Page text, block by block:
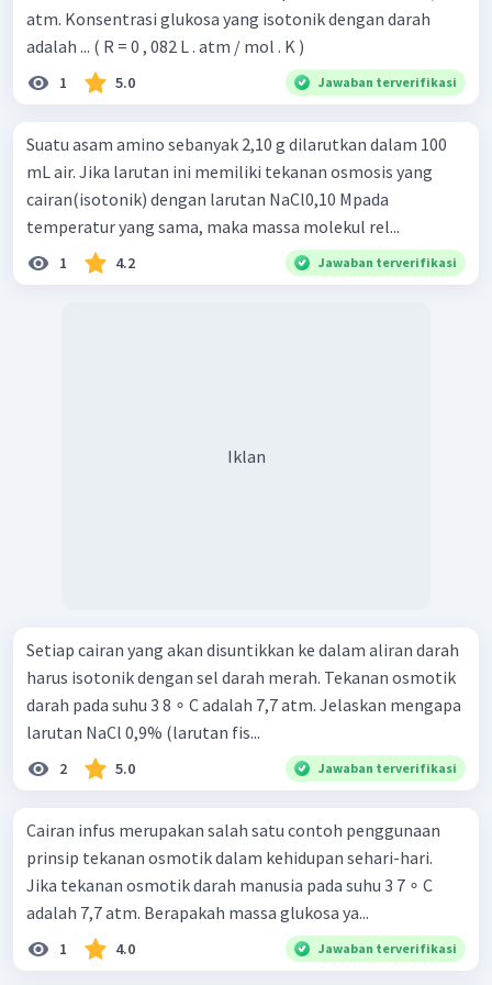
atm. Konsentrasi glukosa yang isotonik dengan darah
adalah ... ( R = 0 , 082 L . atm / mol . K )
1 5.0 Jawaban terverifikasi
Suatu asam amino sebanyak 2,10 g dilarutkan dalam 100
mL air. Jika larutan ini memiliki tekanan osmosis yang
cairan(isotonik) dengan larutan NaCl0,10 Mpada
temperatur yang sama, maka massa molekul rel...
1 4.2 Jawaban terverifikasi
Iklan
Setiap cairan yang akan disuntikkan ke dalam aliran darah
harus isotonik dengan sel darah merah. Tekanan osmotik
darah pada suhu 3 8 ∘ C adalah 7,7 atm. Jelaskan mengapa
larutan NaCl 0,9% (larutan fis...
2 5.0 Jawaban terverifikasi
Cairan infus merupakan salah satu contoh penggunaan
prinsip tekanan osmotik dalam kehidupan sehari-hari.
Jika tekanan osmotik darah manusia pada suhu 3 7 ∘ C
adalah 7,7 atm. Berapakah massa glukosa ya...
1 4.0 Jawaban terverifikasi